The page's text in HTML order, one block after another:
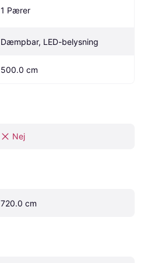
1 Pærer
Dæmpbar, LED-belysning
500.0 cm
Nej
720.0 cm